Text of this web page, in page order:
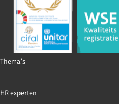
Footer
Thema's
HR experten